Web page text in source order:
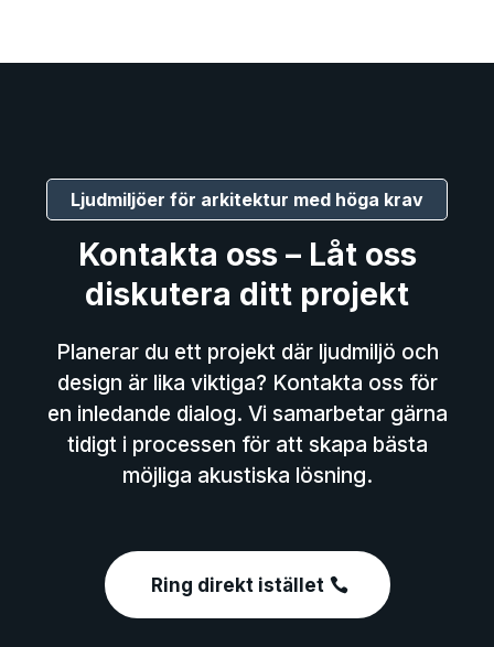
Ljudmiljöer för arkitektur med höga krav
Kontakta oss – Låt oss
diskutera ditt projekt
Planerar du ett projekt där ljudmiljö och
design är lika viktiga? Kontakta oss för
en inledande dialog. Vi samarbetar gärna
tidigt i processen för att skapa bästa
möjliga akustiska lösning.
Ring direkt istället